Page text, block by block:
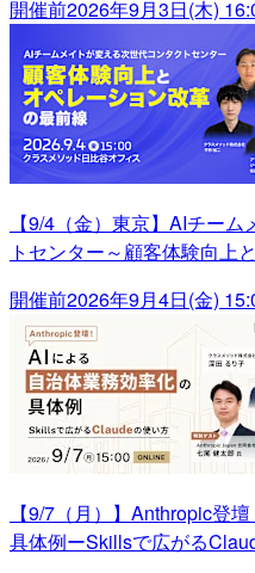
開催前2026年9月3日(木)
【9/4（金）東京】AIチー
トセンター～顧客体験向上
開催前2026年9月4日(金)
【9/7（月）】Anthropic登
具体例ーSkillsで広がる